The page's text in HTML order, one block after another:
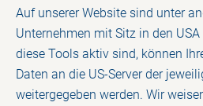
Auf unserer Website sind unter
Unternehmen mit Sitz in den
diese Tools aktiv sind, können
Daten an die US-Server der
weitergegeben werden. Wir